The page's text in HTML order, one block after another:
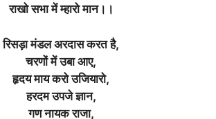
राखो सभा में म्हारो मान।।
रिसड़ा मंडल अरदास करत है,
चरणों में उबा आए,
हृदय माय करो उजियारो,
हरदम उपजे ज्ञान,
गण नायक राजा,